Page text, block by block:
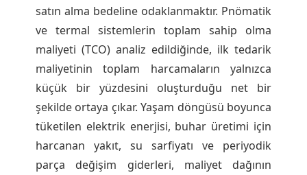
satın alma bedeline odaklanmaktır. Pnömatik
ve termal sistemlerin toplam sahip olma
maliyeti (TCO) analiz edildiğinde, ilk tedarik
maliyetinin toplam harcamaların yalnızca
küçük bir yüzdesini oluşturduğu net bir
şekilde ortaya çıkar. Yaşam döngüsü boyunca
tüketilen elektrik enerjisi, buhar üretimi için
harcanan yakıt, su sarfiyatı ve periyodik
parça değişim giderleri, maliyet dağının